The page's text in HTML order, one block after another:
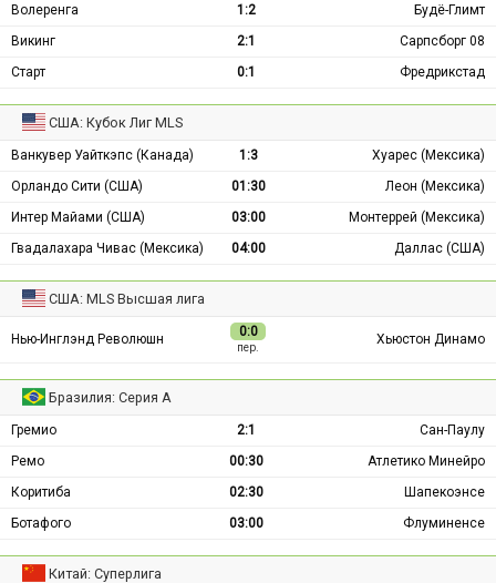
Волеренга 1:2
Будё-Глимт
Викинг
2:1
Сарпсборг 08
Старт
0:1 Фредрикстад
США: Кубок Лиг MLS
Ванкувер Уайткэпс (Канада) 1:3
Хуарес (Мексика)
Орландо Сити (США)
01:30
Леон (Мексика)
Интер Майами (США)
03:00
Монтеррей (Мексика)
Гвадалахара Чивас (Мексика)
04:00 Даллас (США)
США: MLS Высшая лига
Нью-Инглэнд Революшн 0:0
пер.
Хьюстон Динамо
Бразилия: Серия А
Гремио 2:1
Сан-Паулу
Ремо
00:30
Атлетико Минейро
Коритиба
02:30
Шапекоэнсе
Ботафого
03:00 Флуминенсе
Китай: Суперлига